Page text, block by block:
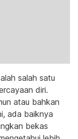
salah satu
diri.
atau bahkan
ada baiknya
bekas